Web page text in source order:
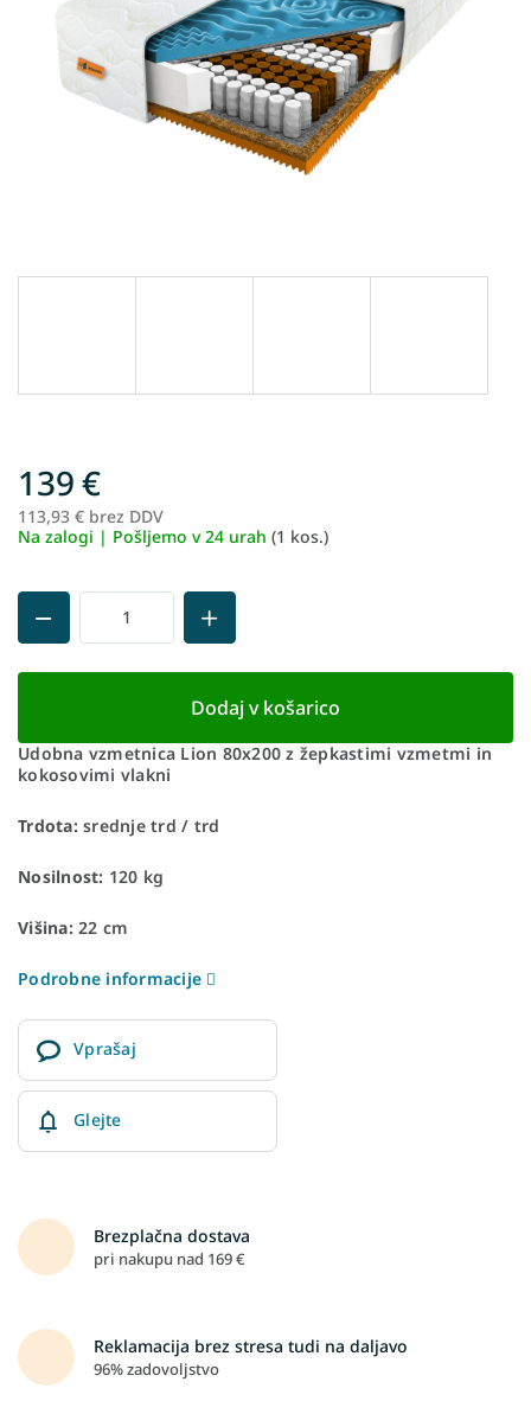
139 €
113,93 € brez DDV
Na zalogi | Pošljemo v 24 urah (1 kos.)
Dodaj v košarico
Udobna vzmetnica Lion 80x200 z žepkastimi vzmetmi in
kokosovimi vlakni
Trdota:srednje trd / trd
Nosilnost: 120 kg
Višina:22 cm
Podrobne informacije
Vprašaj
Glejte
Brezplačna dostava
pri nakupu nad 169 €
Reklamacija brez stresa tudi na daljavo
96% zadovoljstvo